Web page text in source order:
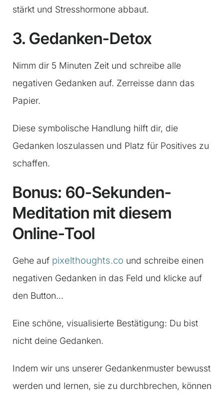
stärkt und Stresshormone abbaut.
3. Gedanken-Detox
Nimm dir 5 Minuten Zeit und schreibe alle
negativen Gedanken auf. Zerreisse dann das
Papier.
Diese symbolische Handlung hilft dir, die
Gedanken loszulassen und Platz für Positives zu
schaffen.
Bonus: 60-Sekunden-
Meditation mit diesem
Online-Tool
Gehe auf pixelthoughts.co und schreibe einen
negativen Gedanken in das Feld und klicke auf
den Button…
Eine schöne, visualisierte Bestätigung: Du bist
nicht deine Gedanken.
Indem wir uns unserer Gedankenmuster bewusst
werden und lernen, sie zu durchbrechen, können